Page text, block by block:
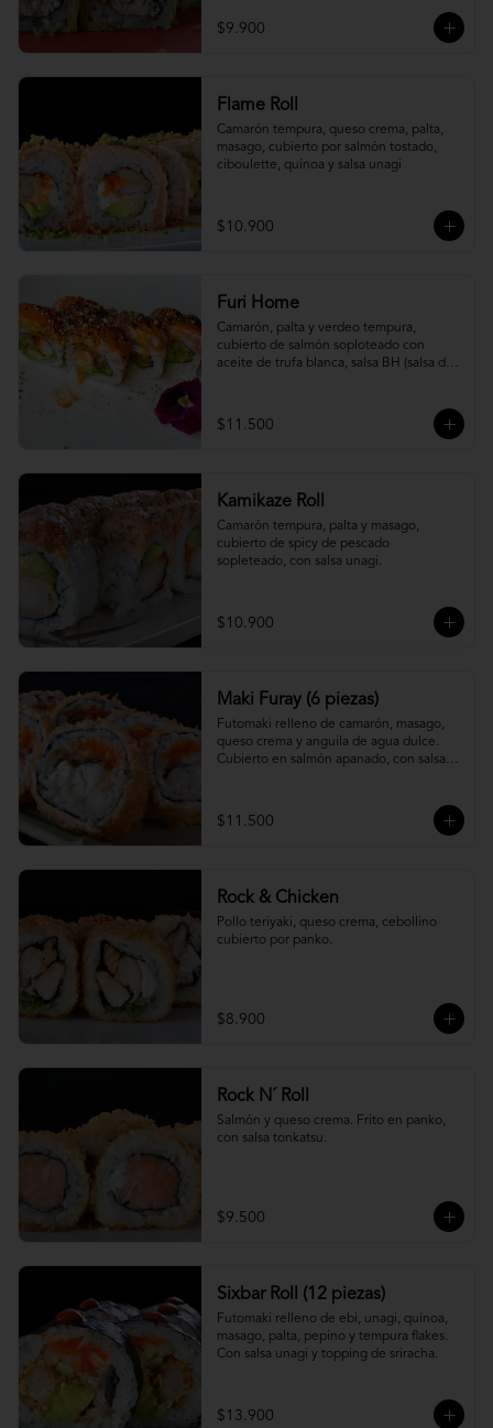
$9.900
Flame Roll
Camarón tempura, queso crema, palta,
masago, cubierto por salmón tostado,
ciboulette, quínoa y salsa unagi
$10.900
Furi Home
Camarón, palta y verdeo tempura,
cubierto de salmón soploteado con
aceite de trufa blanca, salsa BH (salsa de
$11.500
Kamikaze Roll
Camarón tempura, palta y masago,
cubierto de spicy de pescado
sopleteado, con salsa unagi.
$10.900
Maki Furay (6 piezas)
Futomaki relleno de camarón, masago,
queso crema y anguila de agua dulce.
Cubierto en salmón apanado, con salsa
$11.500
Rock & Chicken
Pollo teriyaki, queso crema, cebollino
cubierto por panko.
$8.900
Rock N´ Roll
Salmón y queso crema. Frito en panko,
con salsa tonkatsu.
$9.500
Sixbar Roll (12 piezas)
Futomaki relleno de ebi, unagi, quínoa,
masago, palta, pepino y tempura flakes.
Con salsa unagi y topping de sriracha.
$13.900